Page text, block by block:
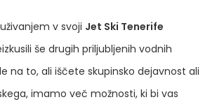
v svoji Jet Ski Tenerife
še drugih priljubljenih vodnih
na to, ali iščete skupinsko dejavnost ali
imamo več možnosti, ki bi vas